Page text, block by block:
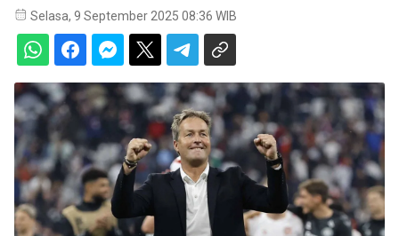
Selasa, 9 September 2025 08:36 WIB